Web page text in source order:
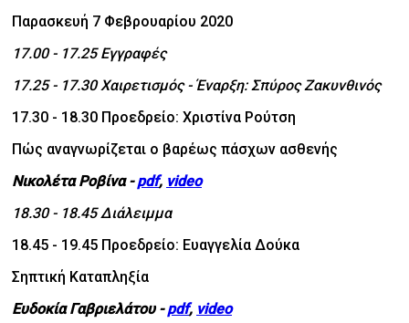
Παρασκευή 7 Φεβρουαρίου 2020
17.00 - 17.25 Εγγραφές
17.25 - 17.30 Χαιρετισμός - Έναρξη: Σπύρος Ζακυνθινός
17.30 - 18.30 Προεδρείο: Χριστίνα Ρούτση
Πώς αναγνωρίζεται ο βαρέως πάσχων ασθενής
Νικολέτα Ροβίνα -pdf, video
18.30 - 18.45 Διάλειμμα
18.45 - 19.45 Προεδρείο: Ευαγγελία Δούκα
Σηπτική Καταπληξία
Ευδοκία Γαβριελάτου -pdf, video